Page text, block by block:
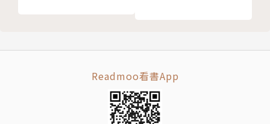
十
Readmoo看書App